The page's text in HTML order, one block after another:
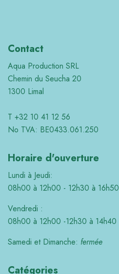
Contact
Aqua Production SRL
Chemin du Seucha 20
1300 Limal
T +32 10 41 12 56
No TVA: BE0433.061.250
Horaire d'ouverture
Lundi à Jeudi:
08h00 à 12h00 - 12h30 à 16h50
Vendredi :
08h00 à 12h00 -12h30 à 14h40
Samedi et Dimanche: fermée
Catégories